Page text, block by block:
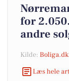
for
andre
Kilde: Boliga.dk
Læs hele